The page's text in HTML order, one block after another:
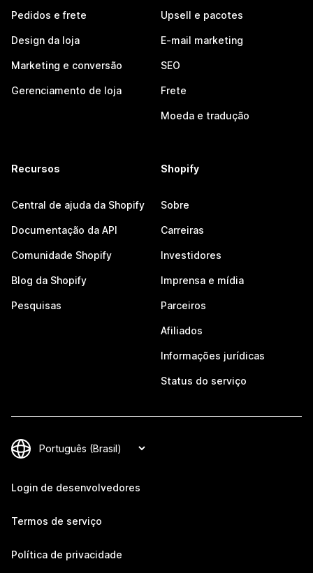
Pedidos e frete
Design da loja
Marketing e conversão
Gerenciamento de loja
Upsell e pacotes
E-mail marketing
SEO
Frete
Moeda e tradução
Recursos
Central de ajuda da Shopify
Documentação da API
Comunidade Shopify
Blog da Shopify
Pesquisas
Shopify
Sobre
Carreiras
Investidores
Imprensa e mídia
Parceiros
Afiliados
Informações jurídicas
Status do serviço
Login de desenvolvedores
Termos de serviço
Política de privacidade